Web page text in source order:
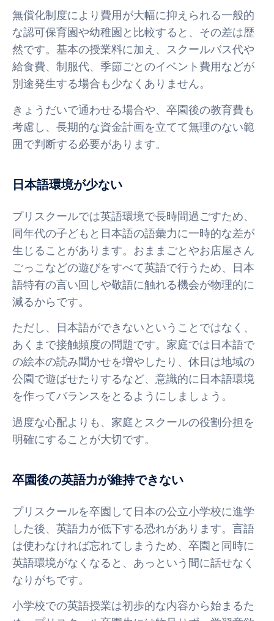
無償化制度により費用が大幅に抑えられる一般的
な認可保育園や幼稚園と比較すると、その差は歴
然です。基本の授業料に加え、スクールバス代や
給食費、制服代、季節ごとのイベント費用などが
別途発生する場合も少なくありません。
きょうだいで通わせる場合や、卒園後の教育費も
考慮し、長期的な資金計画を立てて無理のない範
囲で判断する必要があります。
日本語環境が少ない
プリスクールでは英語環境で長時間過ごすため、
同年代の子どもと日本語の語彙力に一時的な差が
生じることがあります。おままごとやお店屋さん
ごっこなどの遊びをすべて英語で行うため、日本
語特有の言い回しや敬語に触れる機会が物理的に
減るからです。
ただし、日本語ができないということではなく、
あくまで接触頻度の問題です。家庭では日本語で
の絵本の読み聞かせを増やしたり、休日は地域の
公園で遊ばせたりするなど、意識的に日本語環境
を作ってバランスをとるようにしましょう。
過度な心配よりも、家庭とスクールの役割分担を
明確にすることが大切です。
卒園後の英語力が維持できない
プリスクールを卒園して日本の公立小学校に進学
した後、英語力が低下する恐れがあります。言語
は使わなければ忘れてしまうため、卒園と同時に
英語環境がなくなると、あっという間に話せなく
なりがちです。
小学校での英語授業は初歩的な内容から始まるた